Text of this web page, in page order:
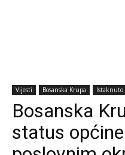
Vijesti Bosanska Krupa Istaknuto
Bosanska
status